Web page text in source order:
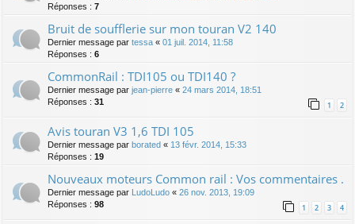
Réponses : 7
Bruit de soufflerie sur mon touran V2 140
Dernier message par tessa « 01 juil. 2014, 11:58
Réponses : 6
CommonRail : TDI105 ou TDI140 ?
Dernier message par jean-pierre « 24 mars 2014, 18:51
Réponses : 31 1 2
Avis touran V3 1,6 TDI 105
Dernier message par borated « 13 févr. 2014, 15:33
Réponses : 19
Nouveaux moteurs Common rail : Vos commentaires .
Dernier message par LudoLudo « 26 nov. 2013, 19:09
Réponses : 98 1 2 3 4